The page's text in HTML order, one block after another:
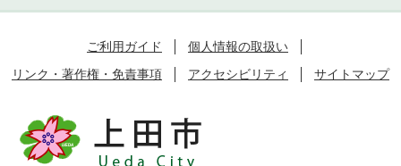
ご利用ガイド
個人情報の取扱い
リンク・著作権・免責事項
アクセシビリティ サイトマップ